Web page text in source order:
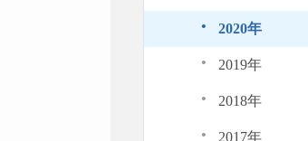
· 2020年
· 2019年
· 2018年
2017年